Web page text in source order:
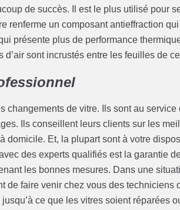
de succès. Il est le plus utilisé pour
renferme un composant antieffraction
présente plus de performance
d’air sont incrustés entre les feuilles de
changements de vitre. Ils sont au
Ils conseillent leurs clients sur les
domicile. Et, la plupart sont à votre
des experts qualifiés est la garantie
les bonnes mesures. Dans une
de faire venir chez vous des techniciens
ce que les vitres soient réparées